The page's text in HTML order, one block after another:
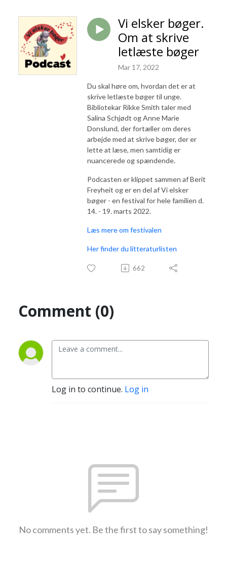
snakker med bl.a. børn, forskere og forfattere om læsning og anbefaler
bunkevis af gode bøger.
”Vi elsker bøger” dykker ned i emner der vedrører børns litteratur,
læsning og sproglige udvikling og er både foredrag og interviews.
Vi elsker bøger.
Om at skrive
letlæste bøger
Mar 17, 2022
Du skal høre om, hvordan det er at
skrive letlæste bøger til unge.
Bibliotekar Rikke Smith taler med
Salina Schjødt og Anne Marie
Donslund, der fortæller om deres
arbejde med at skrive bøger, der er
lette at læse, men samtidig er
nuancerede og spændende.
Podcasten er klippet sammen af Berit
Freyheit og er en del af Vi elsker
bøger - en festival for hele familien d.
14. - 19. marts 2022.
Læs mere om festivalen
Her finder du litteraturlisten
662
Comment (0)
Log in to continue. Log in
No comments yet. Be the first to say something!